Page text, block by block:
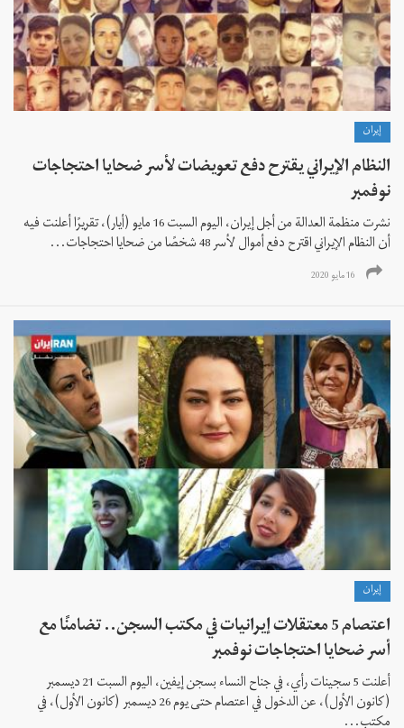
إيران
النظام الإيراني يقترح دفع تعويضات لأسر ضحايا احتجاجات
نوفمبر
نشرت منظمة العدالة من أجل إيران، اليوم السبت 16 مايو (أيار)، تقريرًا أعلنت فيه
أن النظام الإيراني اقترح دفع أموال لأسر 48 شخصًا من ضحايا احتجاجات...
16 مايو 2020
إيران
اعتصام 5 معتقلات إيرانيات في مكتب السجن.. تضامنًا مع
أسر ضحايا احتجاجات نوفمبر
أعلنت 5 سجينات رأي، في جناح النساء بسجن إيفين، اليوم السبت 21 ديسمبر
(كانون الأول)، عن الدخول في اعتصام حتى يوم 26 دیسمبر (کانون الأول)، في